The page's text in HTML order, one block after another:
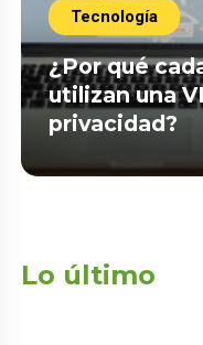
Tecnología
¿Por qué
utilizan una
privacidad?
Lo último